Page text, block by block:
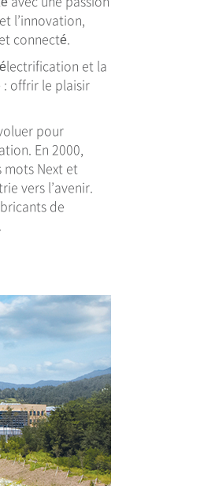
l’innovation,
connecté.
et la
offrir le plaisir
pour
En 2000,
mots Next et
vers l’avenir.
de